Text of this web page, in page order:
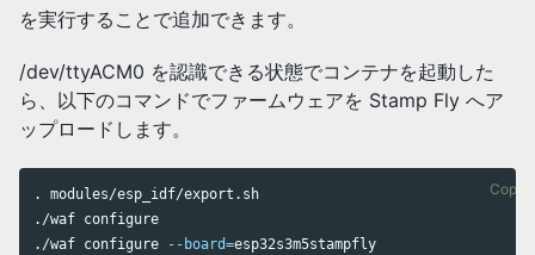
を実行することで追加できます。
/dev/ttyACM0 を認識できる状態でコンテナを起動した
ら、以下のコマンドでファームウェアを Stamp Fly へア
ップロードします。
Copy
.
modules/esp_idf/export.sh
./waf configure
./waf configure
--board=esp32s3m5stampfly